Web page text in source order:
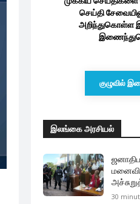
செய்தி
அறிந்துகொள்ள
குழுவில்
இலங்கை அரசியல்
30